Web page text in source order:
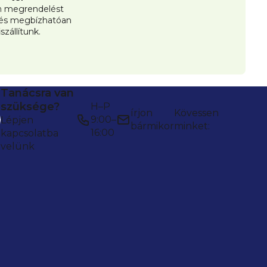
megrendelést
megbízhatóan
Tanácsra van
szüksége?
Lépjen
kapcsolatba
velünk
H–P
9:00–
16:00
írjon
bármikor
Kövessen
minket: